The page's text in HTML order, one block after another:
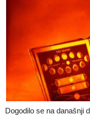
Dogodilo se na današnji